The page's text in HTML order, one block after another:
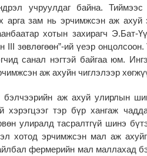
учруулдаг байна.
арга зам нь эрчимжсэн аж ахуй
хотын захирагч
III зөвлөгөөн”-ий үеэр
санал нэгтэй байгаа юм.
аж ахуйн чиглэлээр
аж ахуй улирлын
хэрэгцээг тэр бүр хангаж
улиралд тасралтгүй шинэ
хотод эрчимжсэн мал аж
фермерийн мал маллахад